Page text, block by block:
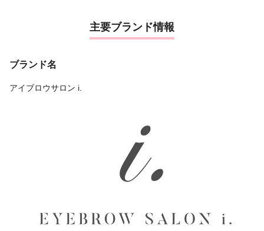
主要ブランド情報
ブランド名
アイブロウサロン i.